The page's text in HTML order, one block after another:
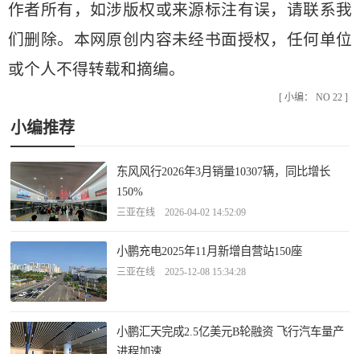
作者所有，如涉版权或来源标注有误，请联系我
们删除。本网原创内容未经书面授权，任何单位
或个人不得转载和摘编。
[ 小编： NO 22 ]
小编推荐
东风风行2026年3月销量10307辆，同比增长
150%
三亚在线 2026-04-02 14:52:09
小鹏充电2025年11月新增自营站150座
三亚在线 2025-12-08 15:34:28
小鹏汇天完成2.5亿美元B轮融资 飞行汽车量产
进程加速